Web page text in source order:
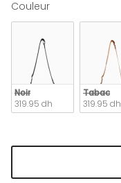
CouleurCouleur
Noir
319.95 dh
Tabac
319.95 dh